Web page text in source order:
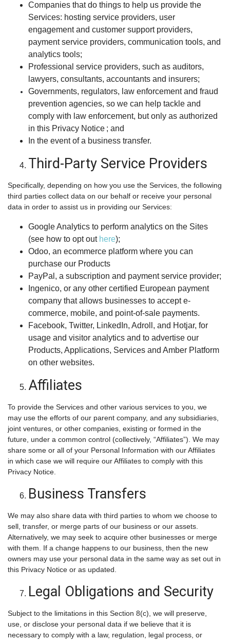
Companies that do things to help us provide the
Services: hosting service providers, user
engagement and customer support providers,
payment service providers, communication tools, and
analytics tools;
Professional service providers, such as auditors,
lawyers, consultants, accountants and insurers;
Governments, regulators, law enforcement and fraud
prevention agencies, so we can help tackle and
comply with law enforcement, but only as authorized
in this Privacy Notice ; and
In the event of a business transfer.
Third-Party Service Providers
Specifically, depending on how you use the Services, the following
third parties collect data on our behalf or receive your personal
data in order to assist us in providing our Services:
Google Analytics to perform analytics on the Sites
(see how to opt out here);
Odoo, an ecommerce platform where you can
purchase our Products
PayPal, a subscription and payment service provider;
Ingenico, or any other certified European payment
company that allows businesses to accept e-
commerce, mobile, and point-of-sale payments.
Facebook, Twitter, LinkedIn, Adroll, and Hotjar, for
usage and visitor analytics and to advertise our
Products, Applications, Services and Amber Platform
on other websites.
Affiliates
To provide the Services and other various services to you, we
may use the efforts of our parent company, and any subsidiaries,
joint ventures, or other companies, existing or formed in the
future, under a common control (collectively, “Affiliates”). We may
share some or all of your Personal Information with our Affiliates
in which case we will require our Affiliates to comply with this
Privacy Notice.
Business Transfers
We may also share data with third parties to whom we choose to
sell, transfer, or merge parts of our business or our assets.
Alternatively, we may seek to acquire other businesses or merge
with them. If a change happens to our business, then the new
owners may use your personal data in the same way as set out in
this Privacy Notice or as updated.
Legal Obligations and Security
Subject to the limitations in this Section 8(c), we will preserve,
use, or disclose your personal data if we believe that it is
necessary to comply with a law, regulation, legal process, or